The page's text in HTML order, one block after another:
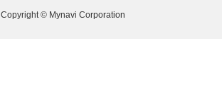
Copyright © Mynavi Corporation